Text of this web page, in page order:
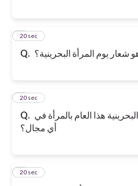
Q. شعار يوم المرأة البحرينية؟
3
20 sec
Q. هذا العام بالمرأة في
أي مجال؟
4
20 sec
5
20 sec